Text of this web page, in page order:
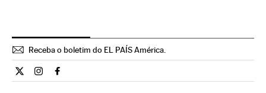
Receba o boletim do EL PAÍS América.
Economia El País Brasil en Twitter
Economia El País Brasil en Instagram
Economia El País Brasil en Facebook